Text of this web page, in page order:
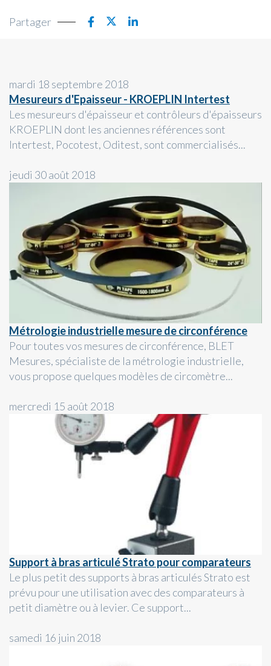
Partager
mardi 18 septembre 2018
Mesureurs d'Epaisseur - KROEPLIN Intertest
Les mesureurs d'épaisseur et contrôleurs d'épaisseurs
KROEPLIN dont les anciennes références sont
Intertest, Pocotest, Oditest, sont commercialisés...
jeudi 30 août 2018
Métrologie industrielle mesure de circonférence
Pour toutes vos mesures de circonférence, BLET
Mesures, spécialiste de la métrologie industrielle,
vous propose quelques modèles de circomètre...
mercredi 15 août 2018
Support à bras articulé Strato pour comparateurs
Le plus petit des supports à bras articulés Strato est
prévu pour une utilisation avec des comparateurs à
petit diamètre ou à levier. Ce support...
samedi 16 juin 2018